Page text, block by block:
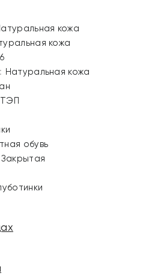
кожа
кожа
Натуральная кожа
ТЭП
обувь
Закрытая